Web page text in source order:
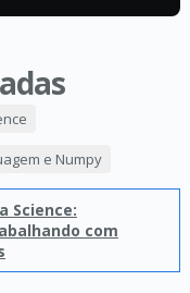
e Numpy
Science:
com